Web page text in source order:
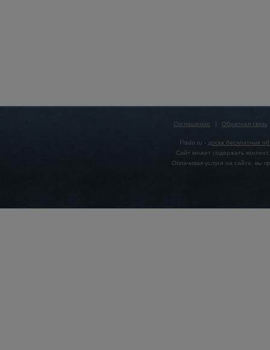
Соглашение | Обратная связь
Flado.ru - доска бесплатных
Сайт может содержать
Оплачивая услуги на сайте, вы